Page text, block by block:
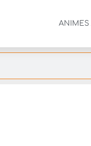
ANIMES